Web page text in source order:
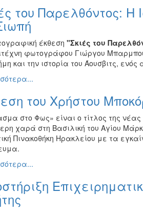
του Παρελθόντος: Η
έκθεση "Σκιές του
φωτογράφου Γιώργου
και την ιστορία του Άουσβιτς,
του Χρήστου
στο Φως» είναι ο τίτλος της
χαρά στη Βασιλική του Αγίου
Πινακοθήκη Ηρακλείου με τα